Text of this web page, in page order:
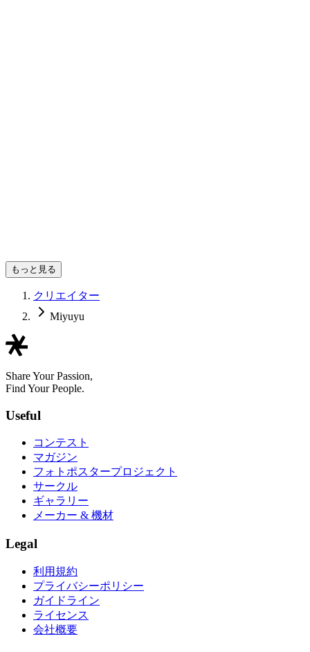
もっと見る
クリエイター
Miyuyu
Share Your Passion,
Find Your People.
Useful
コンテスト
マガジン
フォトポスタープロジェクト
サークル
ギャラリー
メーカー & 機材
Legal
利用規約
プライバシーポリシー
ガイドライン
ライセンス
会社概要